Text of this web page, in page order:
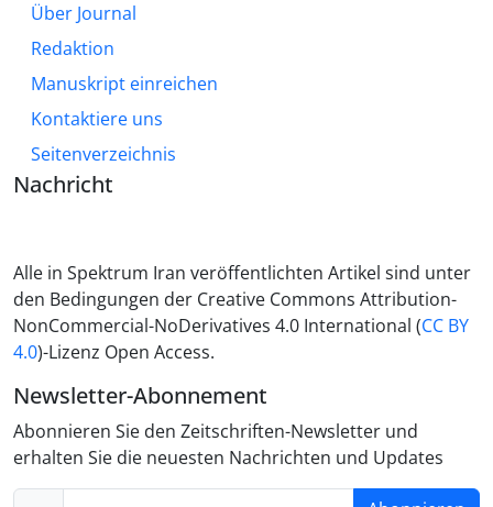
Über Journal
Redaktion
Manuskript einreichen
Kontaktiere uns
Seitenverzeichnis
Nachricht
Alle in Spektrum Iran veröffentlichten Artikel sind unter
den Bedingungen der Creative Commons Attribution-
NonCommercial-NoDerivatives 4.0 International (CC BY
4.0)-Lizenz Open Access.
Newsletter-Abonnement
Abonnieren Sie den Zeitschriften-Newsletter und
erhalten Sie die neuesten Nachrichten und Updates